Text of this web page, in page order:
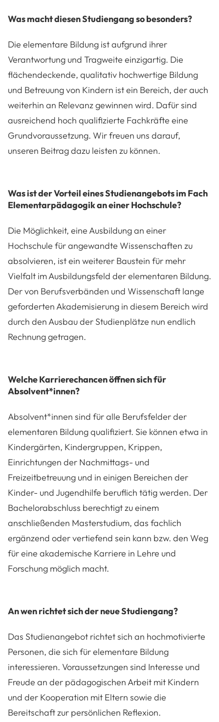
Was macht diesen Studiengang so besonders?
Die elementare Bildung ist aufgrund ihrer
Verantwortung und Tragweite einzigartig. Die
flächendeckende, qualitativ hochwertige Bildung
und Betreuung von Kindern ist ein Bereich, der auch
weiterhin an Relevanz gewinnen wird. Dafür sind
ausreichend hoch qualifizierte Fachkräfte eine
Grundvoraussetzung. Wir freuen uns darauf,
unseren Beitrag dazu leisten zu können.
Was ist der Vorteil eines Studienangebots im Fach
Elementarpädagogik an einer Hochschule?
Die Möglichkeit, eine Ausbildung an einer
Hochschule für angewandte Wissenschaften zu
absolvieren, ist ein weiterer Baustein für mehr
Vielfalt im Ausbildungsfeld der elementaren Bildung.
Der von Berufsverbänden und Wissenschaft lange
geforderten Akademisierung in diesem Bereich wird
durch den Ausbau der Studienplätze nun endlich
Rechnung getragen.
Welche Karrierechancen öffnen sich für
Absolvent*innen?
Absolvent*innen sind für alle Berufsfelder der
elementaren Bildung qualifiziert. Sie können etwa in
Kindergärten, Kindergruppen, Krippen,
Einrichtungen der Nachmittags- und
Freizeitbetreuung und in einigen Bereichen der
Kinder- und Jugendhilfe beruflich tätig werden. Der
Bachelorabschluss berechtigt zu einem
anschließenden Masterstudium, das fachlich
ergänzend oder vertiefend sein kann bzw. den Weg
für eine akademische Karriere in Lehre und
Forschung möglich macht.
An wen richtet sich der neue Studiengang?
Das Studienangebot richtet sich an hochmotivierte
Personen, die sich für elementare Bildung
interessieren. Voraussetzungen sind Interesse und
Freude an der pädagogischen Arbeit mit Kindern
und der Kooperation mit Eltern sowie die
Bereitschaft zur persönlichen Reflexion.